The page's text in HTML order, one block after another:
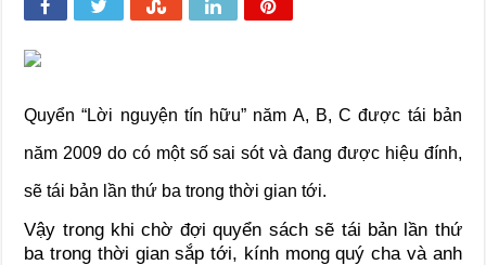
Quyển “Lời nguyện tín hữu” năm A, B, C được tái bản
năm 2009 do có một số sai sót và đang được hiệu đính,
sẽ tái bản lần thứ ba trong thời gian tới.
Vậy trong khi chờ đợi quyển sách sẽ tái bản lần thứ
ba trong thời gian sắp tới, kính mong quý cha và anh